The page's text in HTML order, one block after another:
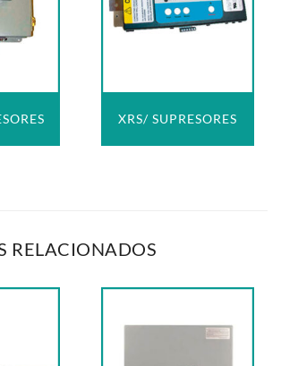
XRS/ SUPRESORES
RELACIONADOS